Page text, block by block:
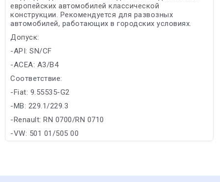
европейских автомобилей классической
конструкции. Рекомендуется для развозных
автомобилей, работающих в городских условиях.
Допуск:
-API: SN/CF
-ACEA: A3/B4
Соответствие:
-Fiat: 9.55535-G2
-MB: 229.1/229.3
-Renault: RN 0700/RN 0710
-VW: 501 01/505 00